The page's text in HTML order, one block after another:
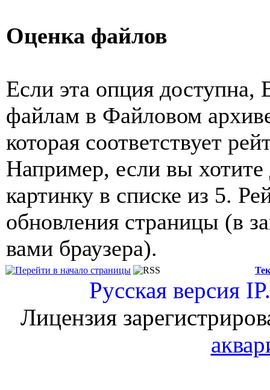
Оценка файлов
Если эта опция доступна,
файлам в Файловом
которая соответствует
Например, если вы
картинку в списке из 5.
обновления страницы (в
вами браузера).
Русская версия
Лицензия